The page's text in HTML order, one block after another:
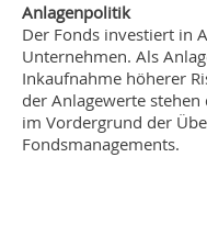
Anlagenpolitik
Der Fonds investiert in
Unternehmen. Als
Inkaufnahme höherer
der Anlagewerte
im Vordergrund der
Fondsmanagements.